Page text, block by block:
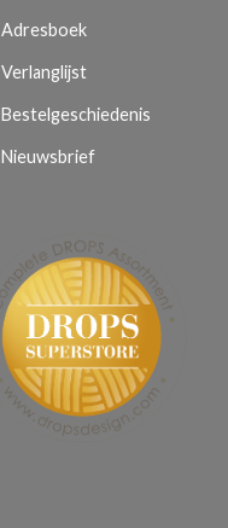
Adresboek
Verlanglijst
Bestelgeschiedenis
Nieuwsbrief